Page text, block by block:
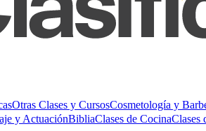
Otras Clases y CursosCosmetología y
y ActuaciónBibliaClases de CocinaClases